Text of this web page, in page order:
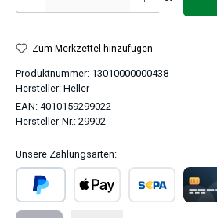
Zum Merkzettel hinzufügen
Produktnummer: 13010000000438
Hersteller: Heller
EAN: 4010159299022
Hersteller-Nr.: 29902
Unsere Zahlungsarten:
PayPal